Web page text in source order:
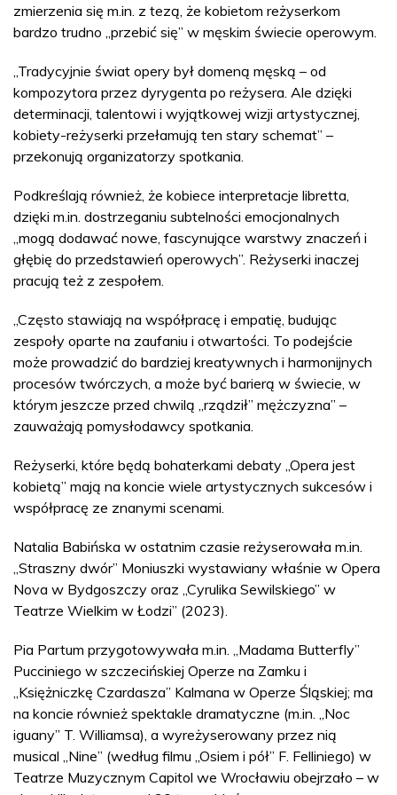
zmierzenia się m.in. z tezą, że kobietom reżyserkom
bardzo trudno „przebić się” w męskim świecie operowym.
„Tradycyjnie świat opery był domeną męską – od
kompozytora przez dyrygenta po reżysera. Ale dzięki
determinacji, talentowi i wyjątkowej wizji artystycznej,
kobiety-reżyserki przełamują ten stary schemat” –
przekonują organizatorzy spotkania.
Podkreślają również, że kobiece interpretacje libretta,
dzięki m.in. dostrzeganiu subtelności emocjonalnych
„mogą dodawać nowe, fascynujące warstwy znaczeń i
głębię do przedstawień operowych”. Reżyserki inaczej
pracują też z zespołem.
„Często stawiają na współpracę i empatię, budując
zespoły oparte na zaufaniu i otwartości. To podejście
może prowadzić do bardziej kreatywnych i harmonijnych
procesów twórczych, a może być barierą w świecie, w
którym jeszcze przed chwilą „rządził” mężczyzna” –
zauważają pomysłodawcy spotkania.
Reżyserki, które będą bohaterkami debaty „Opera jest
kobietą” mają na koncie wiele artystycznych sukcesów i
współpracę ze znanymi scenami.
Natalia Babińska w ostatnim czasie reżyserowała m.in.
„Straszny dwór” Moniuszki wystawiany właśnie w Opera
Nova w Bydgoszczy oraz „Cyrulika Sewilskiego” w
Teatrze Wielkim w Łodzi” (2023).
Pia Partum przygotowywała m.in. „Madama Butterfly”
Pucciniego w szczecińskiej Operze na Zamku i
„Księżniczkę Czardasza” Kalmana w Operze Śląskiej; ma
na koncie również spektakle dramatyczne (m.in. „Noc
iguany” T. Williamsa), a wyreżyserowany przez nią
musical „Nine” (według filmu „Osiem i pół” F. Felliniego) w
Teatrze Muzycznym Capitol we Wrocławiu obejrzało – w